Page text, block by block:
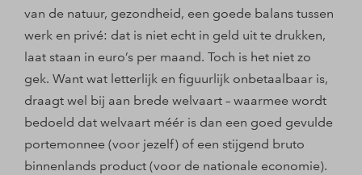
van de natuur, gezondheid, een goede balans tussen
werk en privé: dat is niet echt in geld uit te drukken,
laat staan in euro’s per maand. Toch is het niet zo
gek. Want wat letterlijk en figuurlijk onbetaalbaar is,
draagt wel bij aan brede welvaart – waarmee wordt
bedoeld dat welvaart méér is dan een goed gevulde
portemonnee (voor jezelf) of een stijgend bruto
binnenlands product (voor de nationale economie).